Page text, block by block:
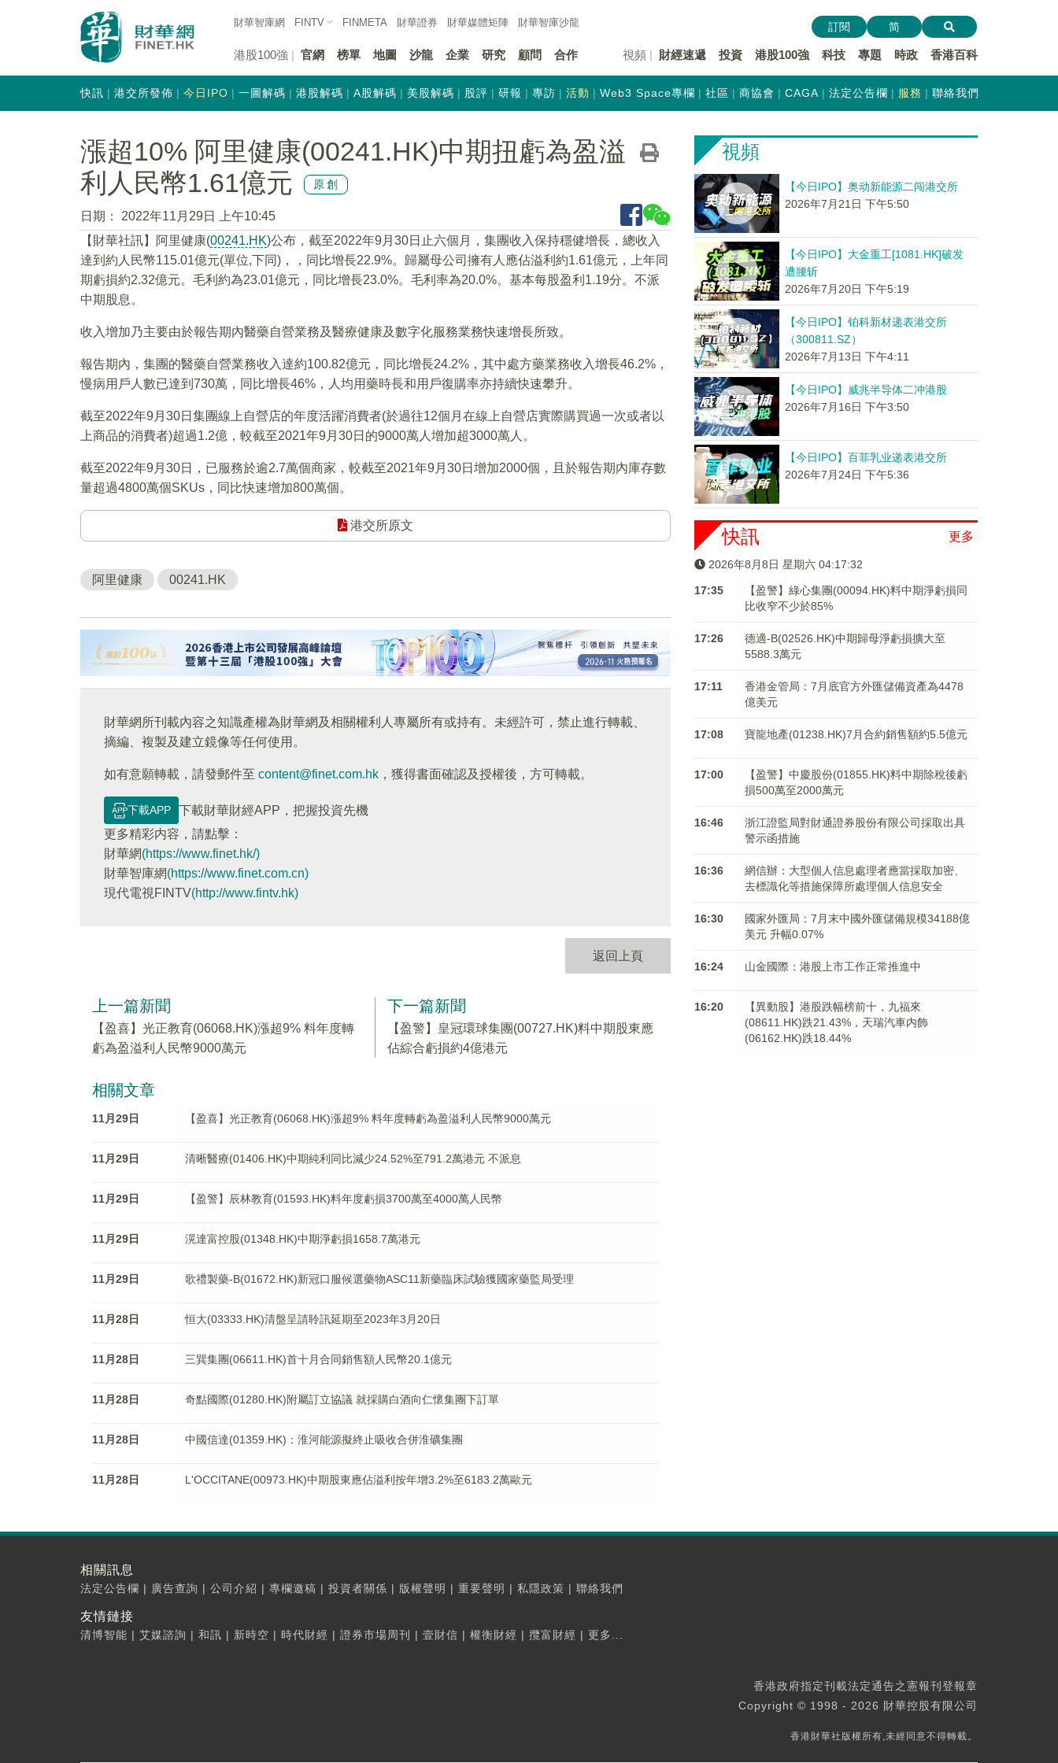
財華智庫網 FINTV FINMETA 財華證券 財華媒體矩陣 財華智庫沙龍
港股100強 官網 榜單 地圖 沙龍 企業 研究 顧問 合作 視頻 財經速遞 投資 港股100強 科技 專題 時政 香港百科
訂閱 简
快訊 港交所發佈 今日IPO 一圖解碼 港股解碼 A股解碼 美股解碼 股評 研報 專訪 活動 Web3 Space專欄 社區 商協會 CAGA 法定公告欄 服務 聯絡我們
漲超10% 阿里健康(00241.HK)中期扭虧為盈溢
利人民幣1.61億元
原創
日期：
2022年11月29日 上午10:45
【財華社訊】阿里健康(00241.HK)公布，截至2022年9月30日止六個月，集團收入保持穩健增長，總收入
達到約人民幣115.01億元(單位,下同)，，同比增長22.9%。歸屬母公司擁有人應佔溢利約1.61億元，上年同
期虧損約2.32億元。毛利約為23.01億元，同比增長23.0%。毛利率為20.0%。基本每股盈利1.19分。不派
中期股息。
收入增加乃主要由於報告期內醫藥自營業務及醫療健康及數字化服務業務快速增長所致。
報告期內，集團的醫藥自營業務收入達約100.82億元，同比增長24.2%，其中處方藥業務收入增長46.2%，
慢病用戶人數已達到730萬，同比增長46%，人均用藥時長和用戶復購率亦持續快速攀升。
截至2022年9月30日集團線上自營店的年度活躍消費者(於過往12個月在線上自營店實際購買過一次或者以
上商品的消費者)超過1.2億，較截至2021年9月30日的9000萬人增加超3000萬人。
截至2022年9月30日，已服務於逾2.7萬個商家，較截至2021年9月30日增加2000個，且於報告期內庫存數
量超過4800萬個SKUs，同比快速增加800萬個。
港交所原文
阿里健康 00241.HK
財華網所刊載內容之知識產權為財華網及相關權利人專屬所有或持有。未經許可，禁止進行轉載、
摘編、複製及建立鏡像等任何使用。
如有意願轉載，請發郵件至 content@finet.com.hk ，獲得書面確認及授權後，方可轉載。
下載APP
下載財華財經APP，把握投資先機
更多精彩内容，請點擊：
財華網(https://www.finet.hk/)
財華智庫網(https://www.finet.com.cn)
現代電視FINTV(http://www.fintv.hk)
返回上頁
上一篇新聞
【盈喜】光正教育(06068.HK)漲超9% 料年度轉
虧為盈溢利人民幣9000萬元
下一篇新聞
【盈警】皇冠環球集團(00727.HK)料中期股東應
佔綜合虧損約4億港元
相關文章
11月29日 【盈喜】光正教育(06068.HK)漲超9% 料年度轉虧為盈溢利人民幣9000萬元
11月29日 清晰醫療(01406.HK)中期純利同比減少24.52%至791.2萬港元 不派息
11月29日 【盈警】辰林教育(01593.HK)料年度虧損3700萬至4000萬人民幣
11月29日 滉達富控股(01348.HK)中期淨虧損1658.7萬港元
11月29日 歌禮製藥-B(01672.HK)新冠口服候選藥物ASC11新藥臨床試驗獲國家藥監局受理
11月28日 恒大(03333.HK)清盤呈請聆訊延期至2023年3月20日
11月28日 三巽集團(06611.HK)首十月合同銷售額人民幣20.1億元
11月28日 奇點國際(01280.HK)附屬訂立協議 就採購白酒向仁懷集團下訂單
11月28日 中國信達(01359.HK)：淮河能源擬終止吸收合併淮礦集團
11月28日 L'OCCITANE(00973.HK)中期股東應佔溢利按年增3.2%至6183.2萬歐元
視頻
【今日IPO】奥动新能源二闯港交所
2026年7月21日 下午5:50
【今日IPO】大金重工[1081.HK]破发
遭腰斩
2026年7月20日 下午5:19
【今日IPO】铂科新材递表港交所
（300811.SZ）
2026年7月13日 下午4:11
【今日IPO】威兆半导体二冲港股
2026年7月16日 下午3:50
【今日IPO】百菲乳业递表港交所
2026年7月24日 下午5:36
更多
快訊
2026年8月8日 星期六 04:17:32
17:35
【盈警】綠心集團(00094.HK)料中期淨虧損同
比收窄不少於85%
17:26
德適-B(02526.HK)中期歸母淨虧損擴大至
5588.3萬元
17:11
香港金管局：7月底官方外匯儲備資產為4478
億美元
17:08 寶龍地產(01238.HK)7月合約銷售額約5.5億元
17:00
【盈警】中慶股份(01855.HK)料中期除稅後虧
損500萬至2000萬元
16:46
浙江證監局對財通證券股份有限公司採取出具
警示函措施
16:36
網信辦：大型個人信息處理者應當採取加密、
去標識化等措施保障所處理個人信息安全
16:30
國家外匯局：7月末中國外匯儲備規模34188億
美元 升幅0.07%
16:24 山金國際：港股上市工作正常推進中
16:20
【異動股】港股跌幅榜前十，九福來
(08611.HK)跌21.43%，天瑞汽車内飾
(06162.HK)跌18.44%
相關訊息
法定公告欄 | 廣告查詢 | 公司介紹 | 專欄邀稿 | 投資者關係 | 版權聲明 | 重要聲明 | 私隱政策 | 聯絡我們
友情鏈接
清博智能 | 艾媒諮詢 | 和訊 | 新時空 | 時代財經 | 證券市場周刊 | 壹財信 | 權衡財經 | 攬富財經 | 更多...
香港政府指定刊載法定通告之憲報刊登報章
Copyright © 1998 - 2026 財華控股有限公司
香港財華社版權所有,未經同意不得轉載。